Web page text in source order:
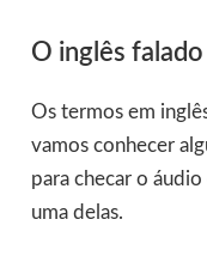
O inglês
Os termos em
vamos conhecer
para checar o
uma delas.